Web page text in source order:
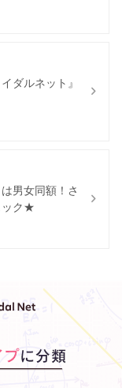
ダルネット』
男女同額！さ
ック★